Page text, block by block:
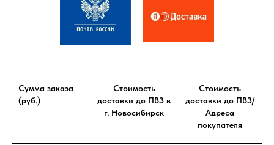
Сумма заказа
(руб.)
Стоимость
доставки до ПВЗ в
г. Новосибирск
Стоимость
доставки до ПВЗ/
Адреса
покупателя